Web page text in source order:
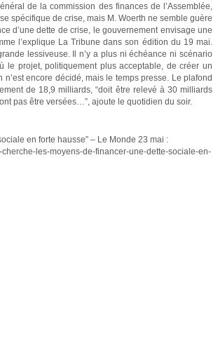
de la commission des finances de l’Assemblée,
spécifique de crise, mais M. Woerth ne semble guère
d’une dette de crise, le gouvernement envisage une
l’explique La Tribune dans son édition du 19 mai.
lessiveuse. Il n’y a plus ni échéance ni scénario
le projet, politiquement plus acceptable, de créer un
encore décidé, mais le temps presse. Le plafond
de 18,9 milliards, “doit être relevé à 30 milliards
pas être versées…”, ajoute le quotidien du soir.
en forte hausse” – Le Monde 23 mai :
les-moyens-de-financer-une-dette-sociale-en-